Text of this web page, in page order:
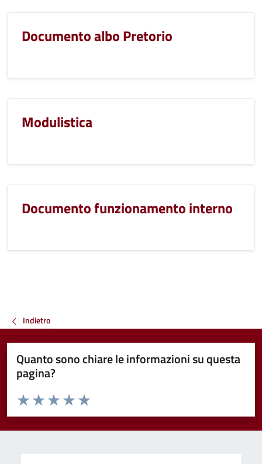
Documento albo Pretorio
Modulistica
Documento funzionamento interno
Indietro
Quanto sono chiare le informazioni su questa
pagina?
Valuta da 1 a 5 stelle la pagina
Valuta 5 stelle su 5
Valuta 4 stelle su 5
Valuta 3 stelle su 5
Valuta 2 stelle su 5
Valuta 1 stelle su 5